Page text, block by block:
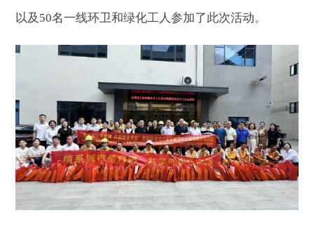
以及50名一线环卫和绿化工人参加了此次活动。